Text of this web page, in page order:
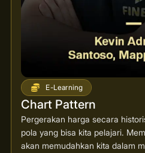
E-Learning
Chart Pattern
Pergerakan harga secara
pola yang bisa kita pelajari.
akan memudahkan kita dalam